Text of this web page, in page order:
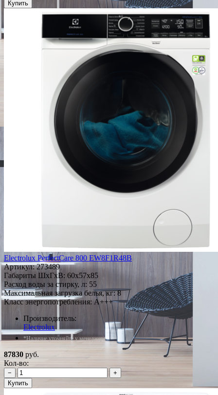
Купить
Electrolux PerfectCare 800 EW8F1R48B
Артикул:273489
Габариты ШxГxВ: 60x57x85
Расход воды за стирку, л: 55
Максимальная загрузка белья, кг: 8
Класс энергопотребления: A+++
Производитель:
Electrolux
*Наличие уточняйте у менеджера
87830 руб.
Кол-во:
−
+
Купить